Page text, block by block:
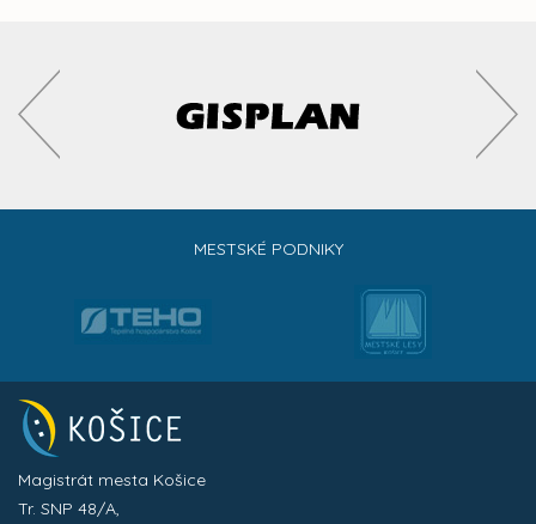
MESTSKÉ PODNIKY
Magistrát mesta Košice
Tr. SNP 48/A,